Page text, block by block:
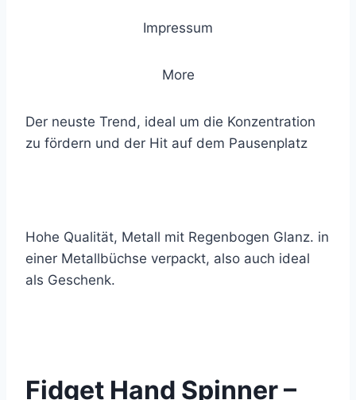
Impressum
More
Der neuste Trend, ideal um die Konzentration
zu fördern und der Hit auf dem Pausenplatz
Hohe Qualität, Metall mit Regenbogen Glanz. in
einer Metallbüchse verpackt, also auch ideal
als Geschenk.
Fidget Hand Spinner –